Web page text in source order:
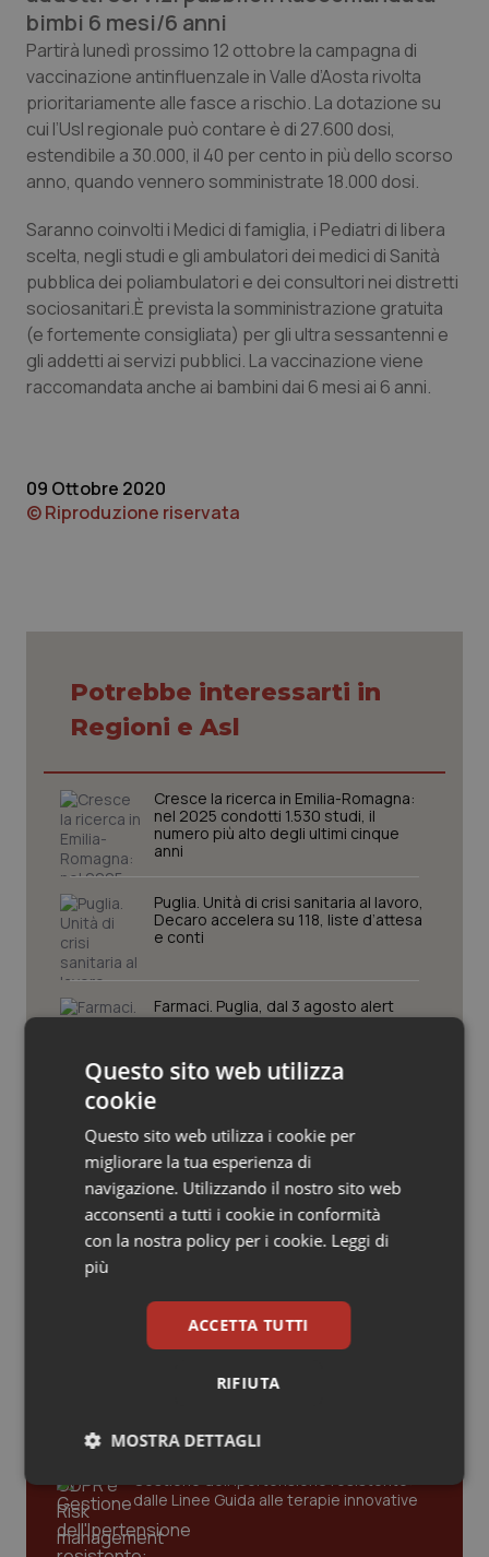
Basilicata
Calabria
Campania
Emilia-Romagna
Friuli Venezia Giulia
Lazio
Liguria
Marche
Provincia Autonoma di Trento
Puglia
Sardegna
Sicilia
Toscana
Umbria
Valle D’Aosta
Veneto
Artrite & artrosi
Asma & BPCO
Car-T
Colesterolo & coronaropatie
Dermatite Atopica
Diabete & glucometri
Disturbi dell’umore
Donna & Salute
Ipertensione & Scompenso
Malattie rare
Malattia di Crohn & Rettocolite Ulcerosa
Neuroscienze & patologie neurodegenerative
Obesità
Oftalmologia
Oncodermatologia
Oncoematologia
Oncologia & Nutrizione
Psoriasi & pelle
Quotidiano Cardiologia
Quotidiano Chirurgia
Rene & patologie urogenitali
QS Club Newsletter
bimbi 6 mesi/6 anni
Partirà lunedì prossimo 12 ottobre la campagna di
vaccinazione antinfluenzale in Valle d’Aosta rivolta
prioritariamente alle fasce a rischio. La dotazione su
cui l’Usl regionale può contare è di 27.600 dosi,
estendibile a 30.000, il 40 per cento in più dello scorso
anno, quando vennero somministrate 18.000 dosi.
Saranno coinvolti i Medici di famiglia, i Pediatri di libera
scelta, negli studi e gli ambulatori dei medici di Sanità
pubblica dei poliambulatori e dei consultori nei distretti
sociosanitari.È prevista la somministrazione gratuita
(e fortemente consigliata) per gli ultra sessantenni e
gli addetti ai servizi pubblici. La vaccinazione viene
raccomandata anche ai bambini dai 6 mesi ai 6 anni.
09 Ottobre 2020
© Riproduzione riservata
Potrebbe interessarti in
Regioni e Asl
Cresce la ricerca in Emilia-Romagna:
nel 2025 condotti 1.530 studi, il
numero più alto degli ultimi cinque
anni
Puglia. Unità di crisi sanitaria al lavoro,
Decaro accelera su 118, liste d’attesa
e conti
Farmaci. Puglia, dal 3 agosto alert
informatico per segnalare l’esistenza
Influenza. Dal 1° ottobre al via la
campagna vaccinale 2026/2027 in
Lombardia
Cloud sanitario: infrastrutture,
compliance, GDPR e Risk management
Gestione dell'Ipertensione resistente:
dalle Linee Guida alle terapie innovative
Questo sito web utilizza
cookie
Questo sito web utilizza i cookie per
migliorare la tua esperienza di
navigazione. Utilizzando il nostro sito web
acconsenti a tutti i cookie in conformità
con la nostra policy per i cookie. Leggi di
più
ACCETTA TUTTI
RIFIUTA
MOSTRA DETTAGLI
Necessari Statistici Marketing